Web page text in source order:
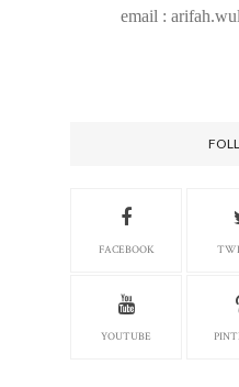
email :
FACEBOOK
YOUTUBE